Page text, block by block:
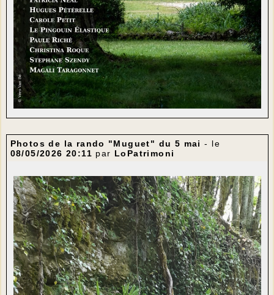
Photos de la rando "Muguet" du 5 mai- le
08/05/2026 20:11 par LoPatrimoni